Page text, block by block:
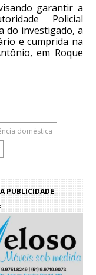
garantir a
Policial
do investigado, a
e cumprida na
em Roque
doméstica
PUBLICIDADE